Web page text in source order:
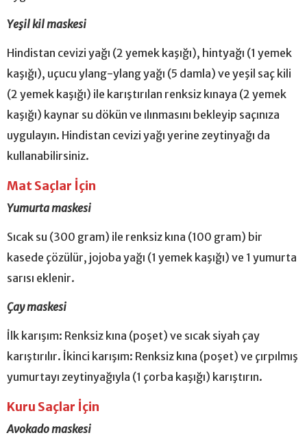
Yeşil kil maskesi
Hindistan cevizi yağı (2 yemek kaşığı), hintyağı (1 yemek
kaşığı), uçucu ylang-ylang yağı (5 damla) ve yeşil saç kili
(2 yemek kaşığı) ile karıştırılan renksiz kınaya (2 yemek
kaşığı) kaynar su dökün ve ılınmasını bekleyip saçınıza
uygulayın. Hindistan cevizi yağı yerine zeytinyağı da
kullanabilirsiniz.
Mat Saçlar İçin
Yumurta maskesi
Sıcak su (300 gram) ile renksiz kına (100 gram) bir
kasede çözülür, jojoba yağı (1 yemek kaşığı) ve 1 yumurta
sarısı eklenir.
Çay maskesi
İlk karışım: Renksiz kına (poşet) ve sıcak siyah çay
karıştırılır. İkinci karışım: Renksiz kına (poşet) ve çırpılmış
yumurtayı zeytinyağıyla (1 çorba kaşığı) karıştırın.
Kuru Saçlar İçin
Avokado maskesi